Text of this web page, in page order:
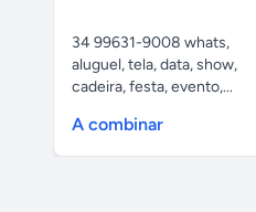
34 99631-9008 whats,
aluguel, tela, data, show,
cadeira, festa, evento,...
A combinar